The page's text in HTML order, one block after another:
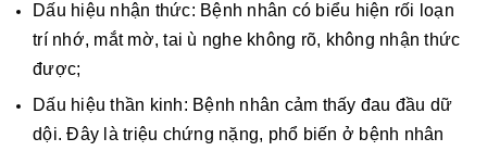
Dấu hiệu nhận thức: Bệnh nhân có biểu hiện rối loạn
trí nhớ, mắt mờ, tai ù nghe không rõ, không nhận thức
được;
Dấu hiệu thần kinh: Bệnh nhân cảm thấy đau đầu dữ
dội. Đây là triệu chứng nặng, phổ biến ở bệnh nhân